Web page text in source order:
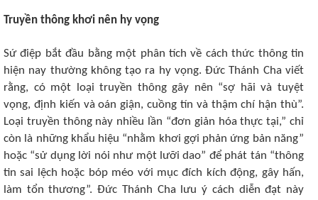
Truyền thông khơi nên hy vọng
Sứ điệp bắt đầu bằng một phân tích về cách thức thông tin
hiện nay thường không tạo ra hy vọng. Đức Thánh Cha viết
rằng, có một loại truyền thông gây nên “sợ hãi và tuyệt
vọng, định kiến và oán giận, cuồng tín và thậm chí hận thù”.
Loại truyền thông này nhiều lần “đơn giản hóa thực tại,” chỉ
còn là những khẩu hiệu “nhằm khơi gợi phản ứng bản năng”
hoặc “sử dụng lời nói như một lưỡi dao” để phát tán “thông
tin sai lệch hoặc bóp méo với mục đích kích động, gây hấn,
làm tổn thương”. Đức Thánh Cha lưu ý cách diễn đạt này